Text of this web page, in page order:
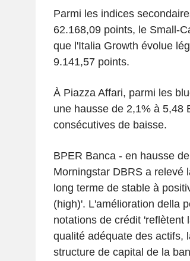
Parmi les indices
62.168,09 points, le Small-
que l'Italia Growth évolue
9.141,57 points.
À Piazza Affari, parmi les
une hausse de 2,1% à 5,48
consécutives de baisse.
BPER Banca - en hausse
Morningstar DBRS a relevé
long terme de stable à
(high)'. L'amélioration della
notations de crédit 'reflètent
qualité adéquate des actifs,
structure de capital de la